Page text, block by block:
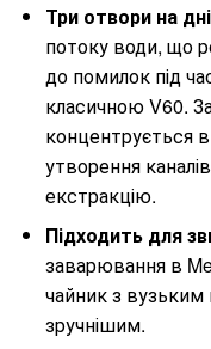
Три отвори на дні
потоку води, що
до помилок під
класичною V60.
концентрується в
утворення
екстракцію.
Підходить для
заварювання в
чайник з
зручнішим.